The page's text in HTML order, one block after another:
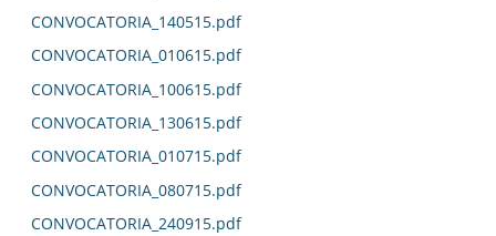
CONVOCATORIA_140515.pdf
CONVOCATORIA_010615.pdf
CONVOCATORIA_100615.pdf
CONVOCATORIA_130615.pdf
CONVOCATORIA_010715.pdf
CONVOCATORIA_080715.pdf
CONVOCATORIA_240915.pdf